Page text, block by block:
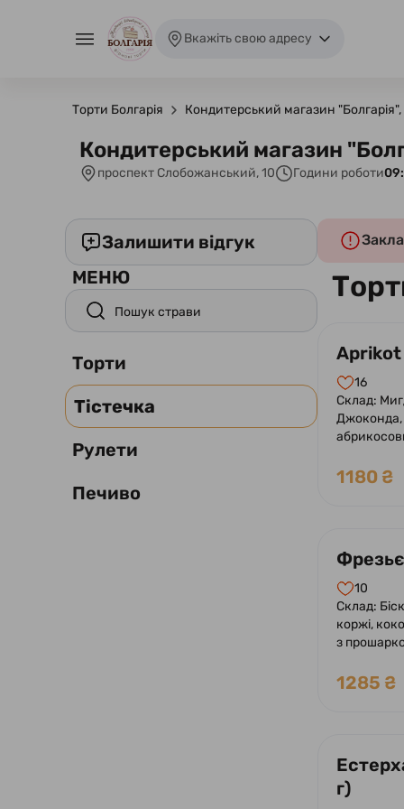
Вкажіть свою адресу
Торти Болгарія Кондитерський магазин
Кондитерський магазин
проспект Слобожанський, 10 Години роботи
Залишити відгук
МЕНЮ
Торти
Тістечка
Рулети
Печиво
Aprikot
16
Склад:
1180 ₴
10
Склад:
коржі,
з
1285 ₴
г)